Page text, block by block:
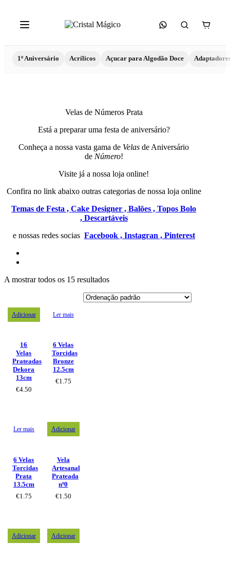
1º Aniversário Acrílicos Açucar para Algodão Doce
Velas de Números Prata
Está a preparar uma festa de aniversário?
Conheça a nossa vasta gama de Velas de Aniversário
de Número!
Visite já a nossa loja online!
Confira no link abaixo outras categorias de nossa loja online
Temas de Festa ,Cake Designer ,Balões ,Topos Bolo
, Descartáveis
e nossas redes socias Facebook , Instagran , Pinterest
A mostrar todos os 15 resultados
Adicionar
16
Velas
Prateadas
Dekora
13cm
€4.50
Ler mais
6 Velas
Torcidas
Bronze
12.5cm
€1.75
Ler mais
6 Velas
Torcidas
Prata
13.5cm
€1.75
Adicionar
Vela
Artesanal
Prateada
nº0
€1.50
Adicionar Adicionar